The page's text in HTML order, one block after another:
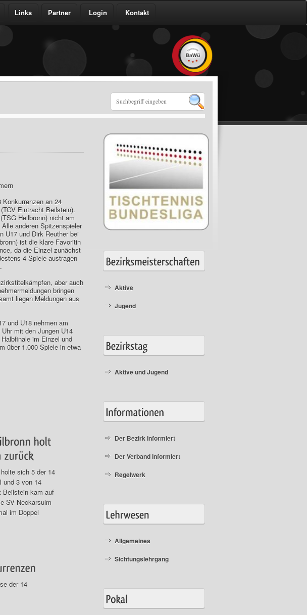
Links Partner Login Kontakt
an 24
Eintracht Beilstein).
Heilbronn) nicht am
anderen Spitzenspieler
U17 und Dirk Reuther bei
ist die klare Favoritin
da die Einzel zunächst
4 Spiele austragen
aber auch
bringen
liegen Meldungen aus
und U18 nehmen am
mit den Jungen U14
im Einzel und
über 1.000 Spiele in etwa
sich 5 der 14
und 3 von 14
Beilstein kam auf
SV Neckarsulm
im Doppel
der 14
Aktive
Jugend
Aktive und Jugend
Der Bezirk informiert
Der Verband informiert
Regelwerk
Allgemeines
Sichtungslehrgang